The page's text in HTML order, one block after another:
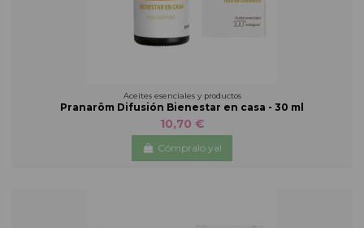
Aceites esenciales y productos
Pranarôm Difusión Bienestar en casa - 30 ml
10,70 €
Cómpralo ya!